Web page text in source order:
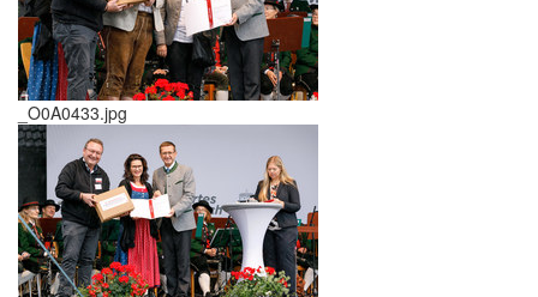
_O0A0433.jpg